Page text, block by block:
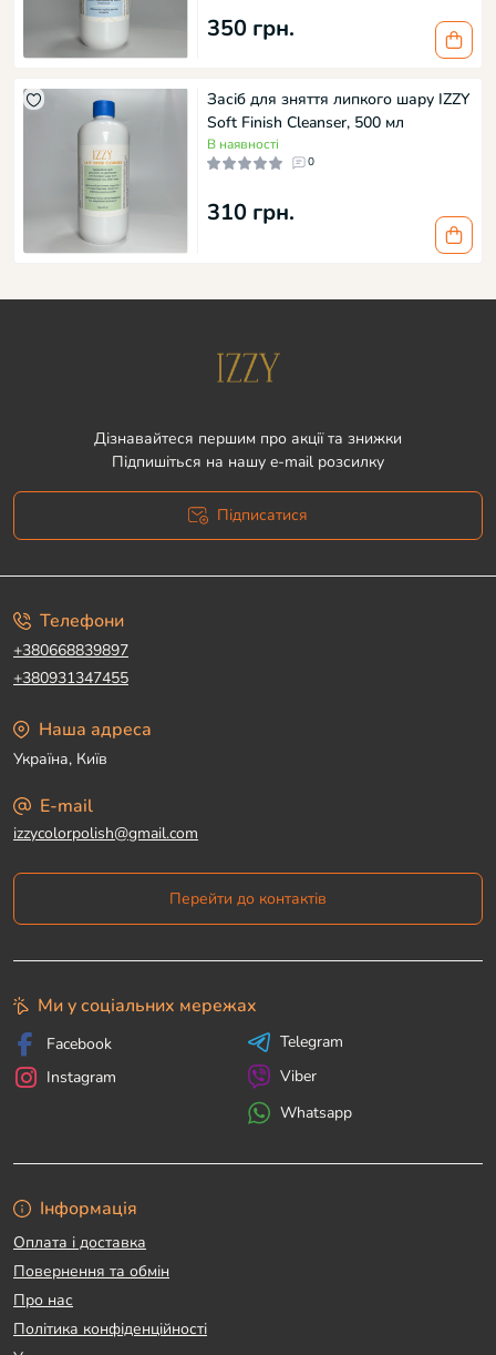
350 грн.
Засіб для зняття липкого шару IZZY
Soft Finish Cleanser, 500 мл
В наявності
0
310 грн.
Дізнавайтеся першим про акції та знижки
Підпишіться на нашу e-mail розсилку
Підписатися
Телефони
+380668839897
+380931347455
Наша адреса
Україна, Київ
E-mail
izzycolorpolish@gmail.com
Перейти до контактів
Інформація
Оплата і доставка
Повернення та обмін
Про нас
Політика конфіденційності
Ми у соціальних мережах
Facebook
Instagram
Telegram
Viber
Whatsapp